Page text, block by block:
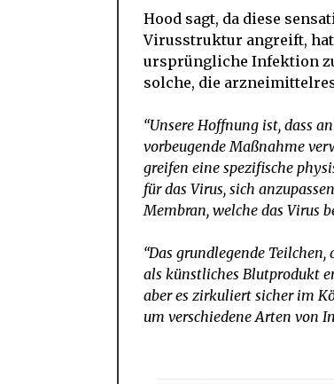
Hood sagt, da diese
Virusstruktur angreift,
ursprüngliche Infektion
solche, die
“Unsere Hoffnung ist, dass
vorbeugende Maßnahme
greifen eine spezifische
für das Virus, sich
Membran, welche das Virus
“Das grundlegende
als künstliches Blutprodukt
aber es zirkuliert sicher im
um verschiedene Arten von